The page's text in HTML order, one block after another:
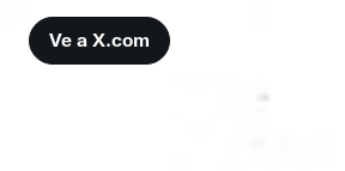
Ve a X.com